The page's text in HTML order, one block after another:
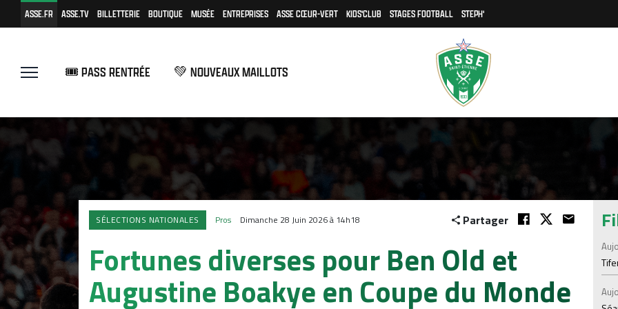
ASSE.FR ASSE.TV BILLETTERIE BOUTIQUE MUSÉE ENTREPRISES ASSE CŒUR-VERT KIDS'CLUB STAGES FOOTBALL STEPH'
🎟️ PASS RENTRÉE 💚 NOUVEAUX MAILLOTS
SÉLECTIONS NATIONALES Pros Dimanche 28 Juin 2026 à 14h18 Partager
Fortunes diverses pour Ben Old et
Augustine Boakye en Coupe du Monde